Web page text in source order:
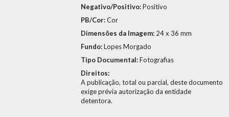
Negativo/Positivo:Positivo
PB/Cor:Cor
Dimensões da Imagem: 24 x 36 mm
Fundo:Lopes Morgado
Tipo Documental:Fotografias
Direitos:
A publicação, total ou parcial, deste documento
exige prévia autorização da entidade
detentora.